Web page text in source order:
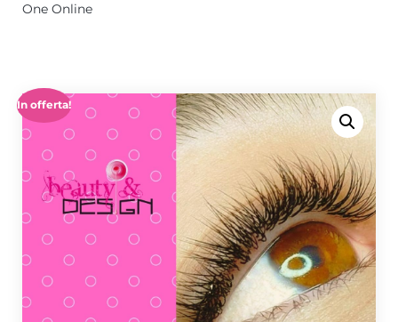
One Online
In offerta!